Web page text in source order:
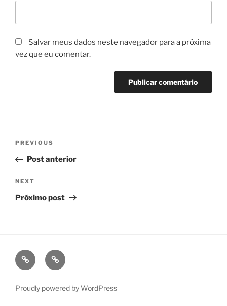
Salvar meus dados neste navegador para a próxima
vez que eu comentar.
Navegação
Post
Previous
Post
PREVIOUS
Post anterior
Next
Post
NEXT
Próximo post
fb ig
Proudly powered by WordPress